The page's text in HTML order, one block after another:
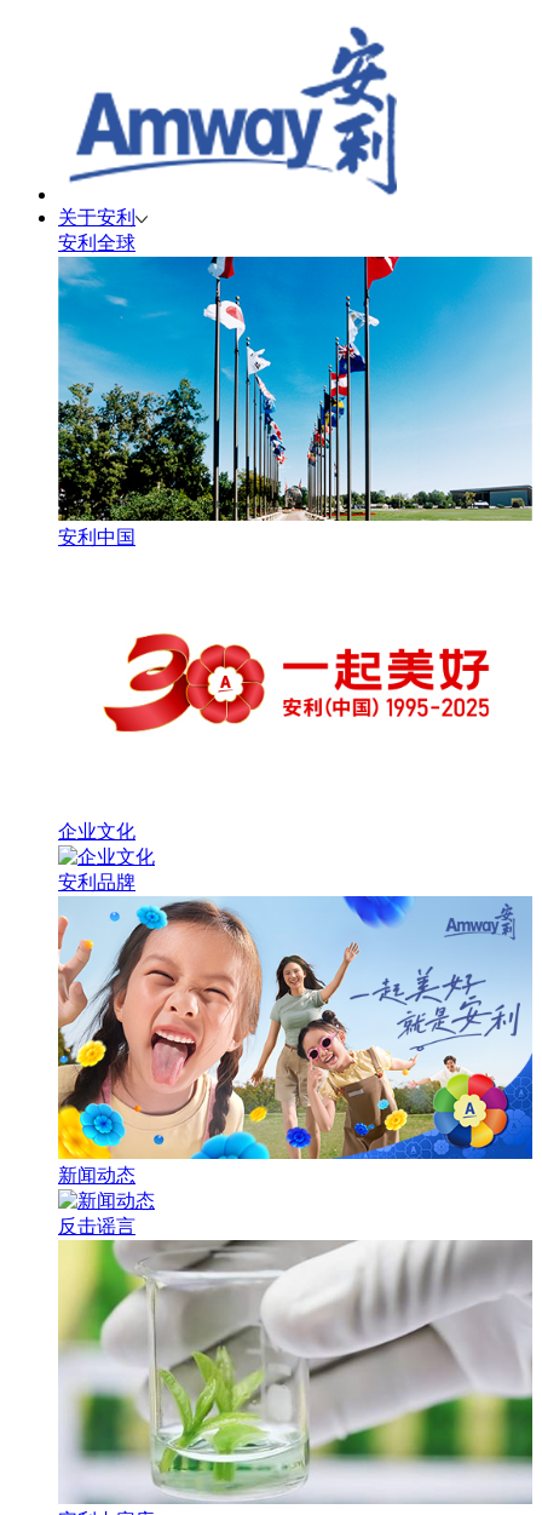
关于安利
安利全球
安利中国
企业文化
安利品牌
新闻动态
反击谣言